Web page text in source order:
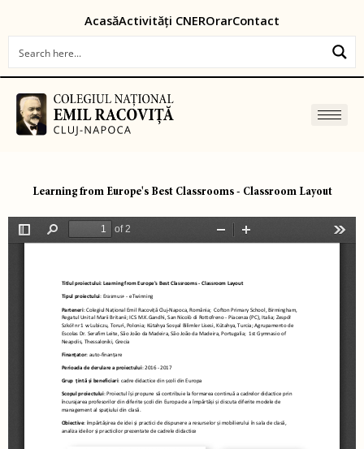
content
AcasăActivități CNEROrarContact
Learning from Europe's Best Classrooms - Classroom Layout